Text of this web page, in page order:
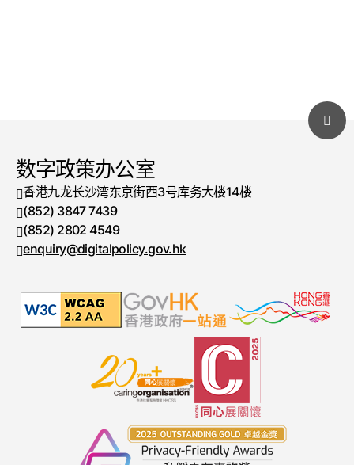
数字政策办公室
香港九龙长沙湾东京街西3号库务大楼14楼
电话号码
(852) 3847 7439
传真号码
(852) 2802 4549
enquiry@digitalpolicy.gov.hk